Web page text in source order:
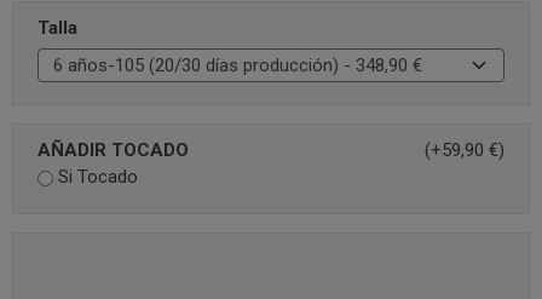
Talla
AÑADIR TOCADO
(+59,90 €)
Si Tocado